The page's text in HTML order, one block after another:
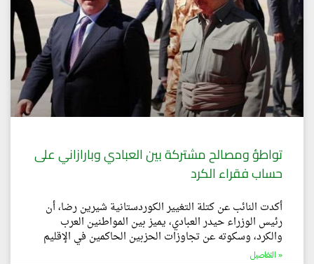
تواطؤ ومصالح مشتركة بين العبادي وبارازاني على
حساب فقراء الكرد
أكدت النائب عن كتلة التغيير الكوردستانية شيرين رضا، أن
رئيس الوزراء حيدر العبادي، يميز بين المواطنين العرب
والكرد، وسكوته عن تجاوزات الحزبين الحاكمين في الإقليم
التفاصيل »